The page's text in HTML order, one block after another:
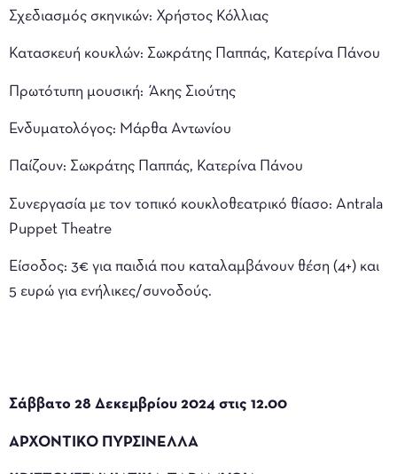
Σχεδιασμός σκηνικών: Χρήστος Κόλλιας
Κατασκευή κουκλών: Σωκράτης Παππάς, Κατερίνα Πάνου
Πρωτότυπη μουσική: Άκης Σιούτης
Ενδυματολόγος: Μάρθα Αντωνίου
Παίζουν: Σωκράτης Παππάς, Κατερίνα Πάνου
Συνεργασία με τον τοπικό κουκλοθεατρικό θίασο: Antrala
Puppet Theatre
Είσοδος: 3€ για παιδιά που καταλαμβάνουν θέση (4+) και
5 ευρώ για ενήλικες/συνοδούς.
Σάββατο 28 Δεκεμβρίου 2024 στις 12.00
ΑΡΧΟΝΤΙΚΟ ΠΥΡΣΙΝΕΛΛΑ